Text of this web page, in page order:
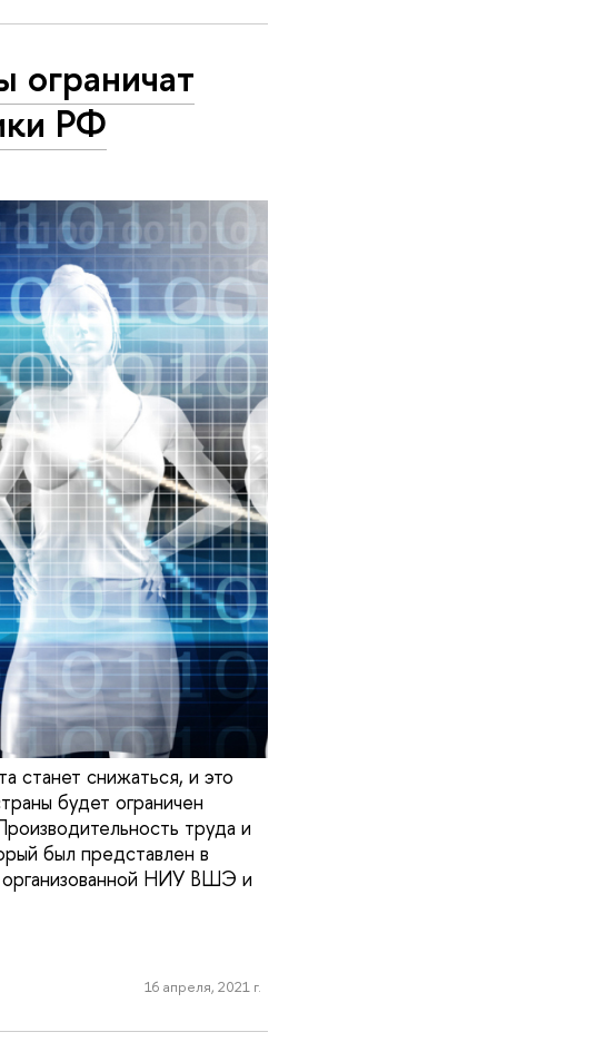
РФ
станет снижаться, и это
будет ограничен
труда и
был представлен в
НИУ ВШЭ и
16 апреля, 2021 г.